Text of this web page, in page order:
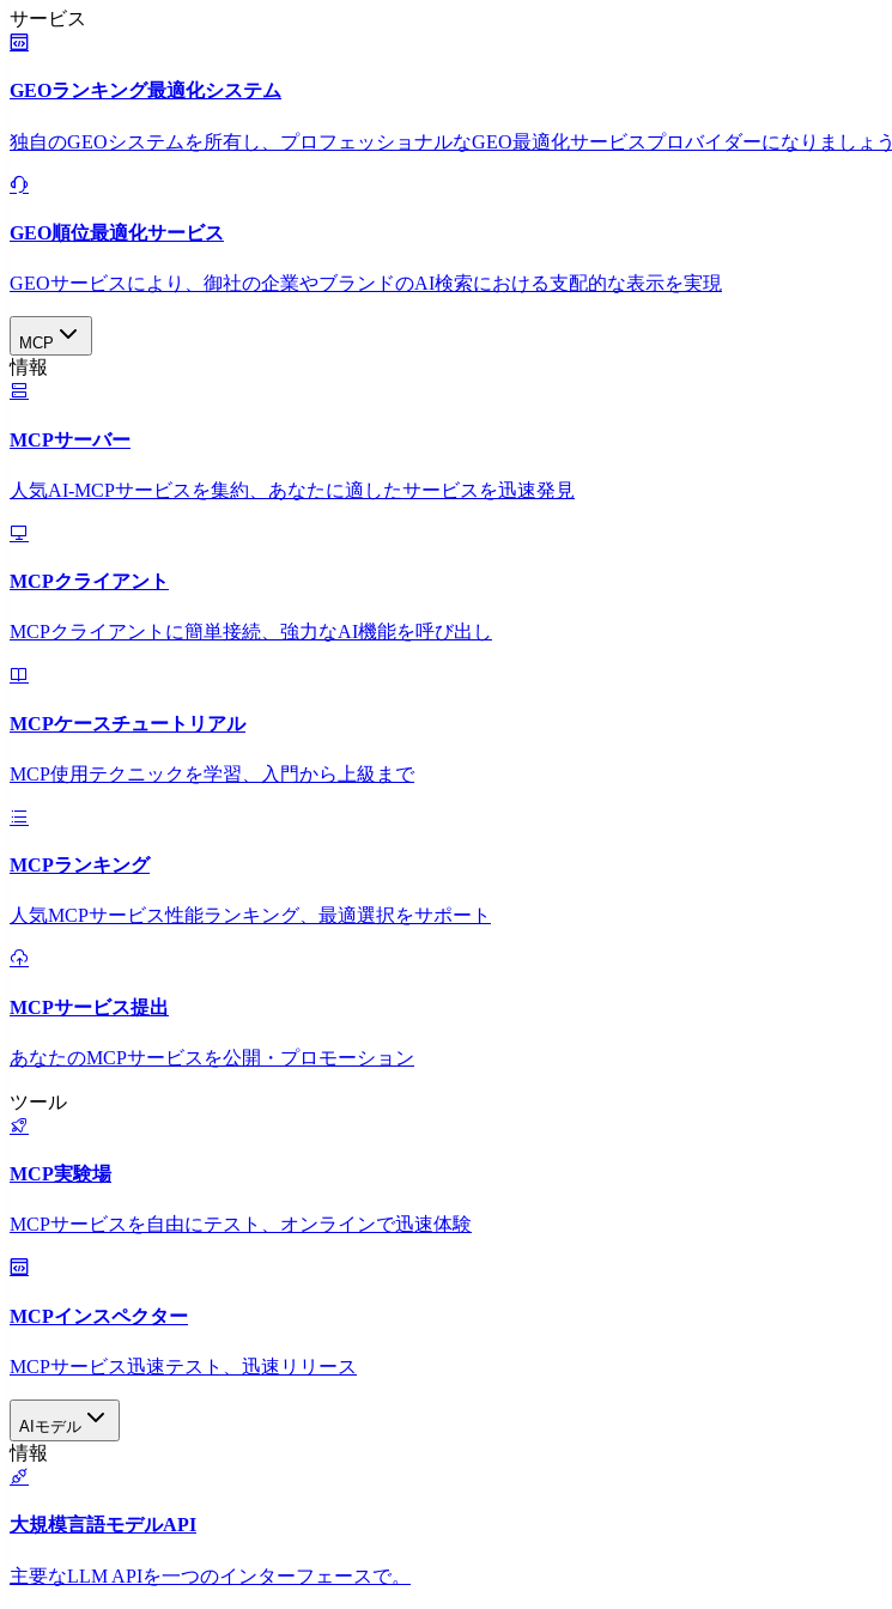
サービス
GEOランキング最適化システム
独自のGEOシステムを所有し、プロフェッショナルなGEO最適化サービスプロバイダーになりましょう
GEO順位最適化サービス
GEOサービスにより、御社の企業やブランドのAI検索における支配的な表示を実現​
MCP
情報
MCPサーバー
人気AI-MCPサービスを集約、あなたに適したサービスを迅速発見
MCPクライアント
MCPクライアントに簡単接続、強力なAI機能を呼び出し
MCPケースチュートリアル
MCP使用テクニックを学習、入門から上級まで
MCPランキング
人気MCPサービス性能ランキング、最適選択をサポート
MCPサービス提出
あなたのMCPサービスを公開・プロモーション
ツール
MCP実験場
MCPサービスを自由にテスト、オンラインで迅速体験
MCPインスペクター
MCPサービス迅速テスト、迅速リリース
AIモデル
情報
大規模言語モデルAPI
主要なLLM APIを一つのインターフェースで。